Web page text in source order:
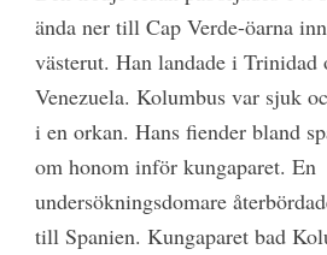
ända ner till Cap Verde-öarna
västerut. Han landade i Trinidad
Venezuela. Kolumbus var sjuk
i en orkan. Hans fiender bland
om honom inför kungaparet. En
undersökningsdomare
till Spanien. Kungaparet bad